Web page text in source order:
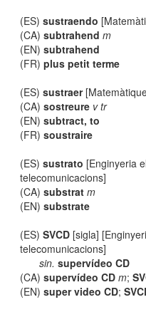
(ES)sustraendo
(CA)subtrahend m
(EN)subtrahend
(FR)plus petit terme
(ES)sustraer
(CA)sostreure v tr
(EN)subtract, to
(FR)soustraire
(ES)sustrato [Enginyeria
telecomunicacions]
(CA)substrat m
(EN)substrate
(ES)SVCD [sigla]
telecomunicacions]
sin. supervídeo CD
(CA)supervídeo CD m;
(EN)super video CD;